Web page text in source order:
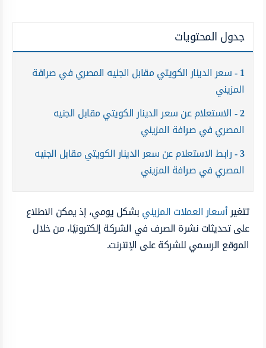
جدول المحتويات
1 سعر الدينار الكويتي مقابل الجنيه المصري في صرافة
المزيني
2 الاستعلام عن سعر الدينار الكويتي مقابل الجنيه
المصري في صرافة المزيني
3 رابط الاستعلام عن سعر الدينار الكويتي مقابل الجنيه
المصري في صرافة المزيني
تتغيرأسعار العملات المزينيبشكل يومي، إذ يمكن الاطلاع
على تحديثات نشرة الصرف في الشركة إلكترونيًا، من خلال
الموقع الرسمي للشركة على الإنترنت.